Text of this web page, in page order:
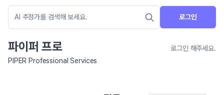
로그인
파이퍼 프로
로그인 해주세요.
PIPER Professional Services